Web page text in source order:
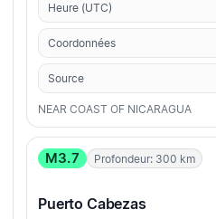
Heure (UTC)
Coordonnées
Source
NEAR COAST OF NICARAGUA
M3.7 Profondeur: 300 km
Puerto Cabezas